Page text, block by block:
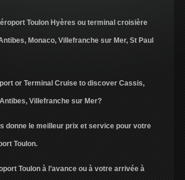
Toulon Hyères ou terminal croisière
Monaco, Villefranche sur Mer, St Paul
or Terminal Cruise to discover Cassis,
Villefranche sur Mer?
donne le meilleur prix et service pour votre
Toulon.
Toulon à l’avance ou à votre arrivée à